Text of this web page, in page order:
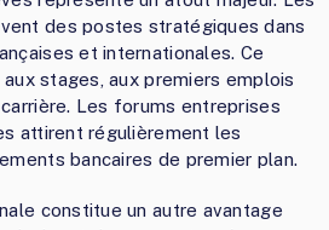
des postes stratégiques dans
et internationales. Ce
stages, aux premiers emplois
Les forums entreprises
attirent régulièrement les
bancaires de premier plan.
constitue un autre avantage